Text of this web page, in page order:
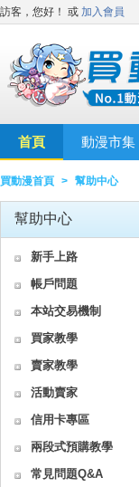
訪客，您好！ 或 加入會員
首頁 動漫市集
買動漫首頁 > 幫助中心
幫助中心
新手上路
帳戶問題
本站交易機制
買家教學
賣家教學
活動賣家
信用卡專區
兩段式預購教學
常見問題Q&A